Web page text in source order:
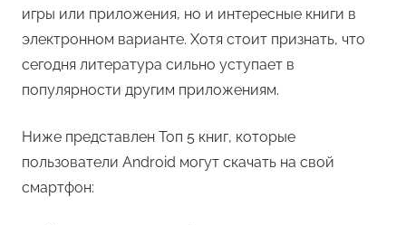
игры или приложения, но и интересные книги в
электронном варианте. Хотя стоит признать, что
сегодня литература сильно уступает в
популярности другим приложениям.
Ниже представлен Топ 5 книг, которые
пользователи Android могут скачать на свой
смартфон: